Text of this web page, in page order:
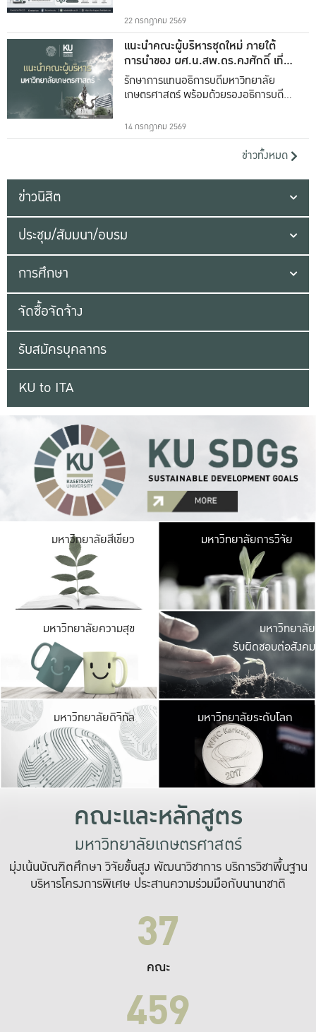
22 กรกฎาคม 2569
แนะนำคณะผู้บริหารชุดใหม่ ภายใต้
การนำของ ผศ.น.สพ.ดร.คงศักดิ์ เที่ยง
ธรรม
รักษาการแทนอธิการบดีมหาวิทยาลัย
เกษตรศาสตร์ พร้อมด้วยรองอธิการบดีทั้ง
14 กรกฎาคม 2569
ข่าวทั้งหมด
ข่าวนิสิต
ประชุม/สัมมนา/อบรม
การศึกษา
จัดซื้อจัดจ้าง
รับสมัครบุคลากร
KU to ITA
มหาวิทยาลัยสีเขียว มหาวิ
มีพื้นที่เขียวสดใส
เป็นป่าในเมือง เกษต
มหาวิทยาลัยการวิจัย
มหาวิทยาลัยความสุข มหาวิ
ค
เปิดประ
และพบเรื่องราวใ
มหาวิทยาลัย
รับผิดชอบต่อสังคม
มหาวิทยาลัยดิจิทัล มหาวิ
เปลี่ยนแปลง แล
เพื่อทำง
ระบบสารสนเทศ
มหาวิทยาลัยระดับโลก
คณะและหลักสูตร
มหาวิทยาลัยเกษตรศาสตร์
มุ่งเน้นบัณฑิตศึกษา วิจัยขั้นสูง พัฒนาวิชาการ บริการวิชาพื้นฐาน
บริหารโครงการพิเศษ ประสานความร่วมมือกับนานาชาติ
37
คณะ
459